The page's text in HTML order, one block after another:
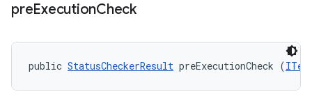
preExecutionCheck
public StatusCheckerResult preExecutionCheck (